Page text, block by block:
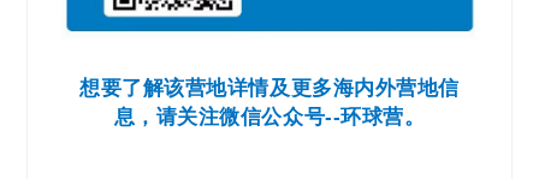
想要了解该营地详情及更多海内外营地信
息，请关注微信公众号--环球营。